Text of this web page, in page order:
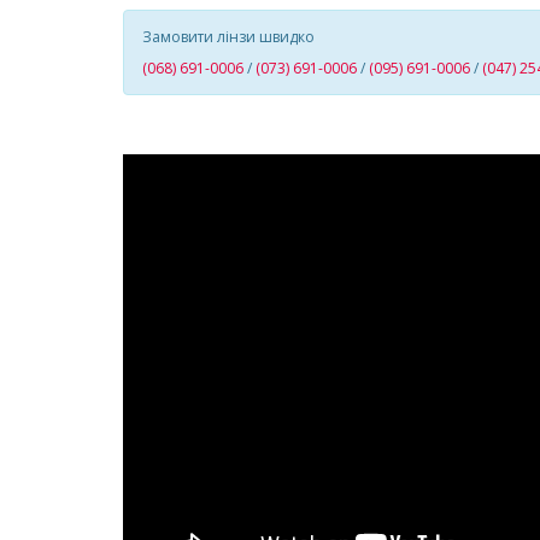
Замовити лінзи швидко
(068) 691-0006/ (073) 691-0006/ (095) 691-0006/ (047)